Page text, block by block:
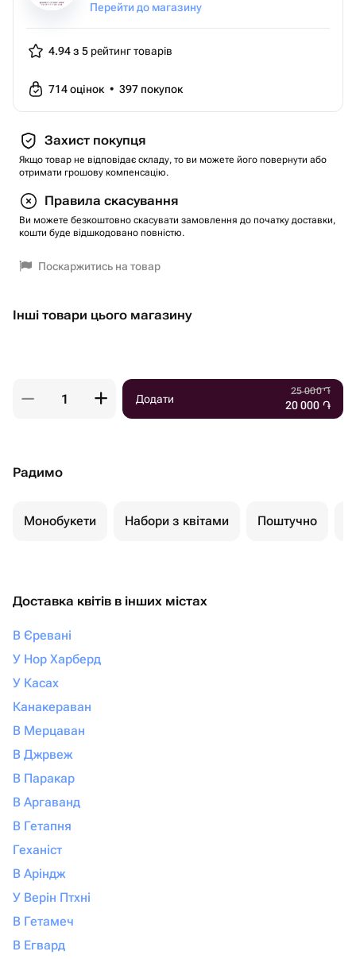
Перейти до магазину
4.94 з 5 рейтинг товарів
714оцінок • 397 покупок
Захист покупця
Якщо товар не відповідає складу, то ви можете його повернути або
отримати грошову компенсацію.
Правила скасування
Ви можете безкоштовно скасувати замовлення до початку доставки,
кошти буде відшкодовано повністю.
Поскаржитись на товар
Інші товари цього магазину
Додати
25 000֏
20 000 ֏
Радимо
Монобукети Набори з квітами Поштучно
Доставка квітів в інших містах
В Єревані
У Нор Харберд
У Касах
Канакераван
В Мерцаван
В Джрвеж
В Паракар
В Аргаванд
В Гетапня
Геханіст
В Аріндж
У Верін Птхні
В Гетамеч
В Егвард